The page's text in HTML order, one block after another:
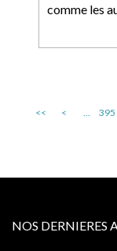
comme les
<< < ... 395
NOS DERNIERES